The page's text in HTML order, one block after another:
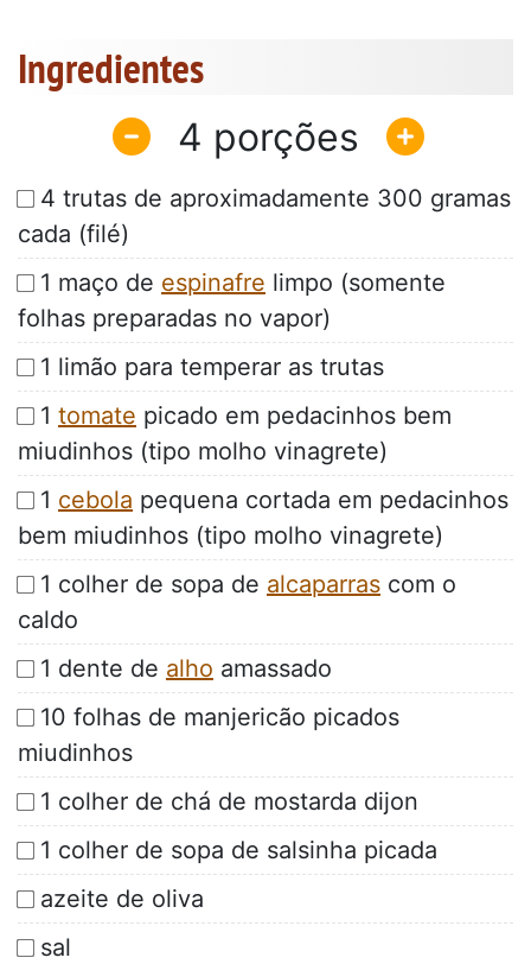
Ingredientes
4
4 trutas de aproximadamente 300 gramas
cada (filé)
1 maço de espinafre limpo (somente
folhas preparadas no vapor)
1 limão para temperar as trutas
1 tomate picado em pedacinhos bem
miudinhos (tipo molho vinagrete)
1 cebola pequena cortada em pedacinhos
bem miudinhos (tipo molho vinagrete)
1 colher de sopa de alcaparras com o
caldo
1 dente de alho amassado
10 folhas de manjericão picados
miudinhos
1 colher de chá de mostarda dijon
1 colher de sopa de salsinha picada
azeite de oliva
sal